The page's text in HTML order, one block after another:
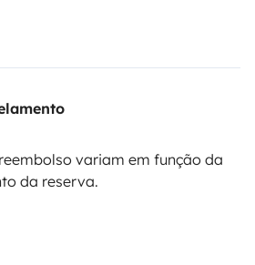
variam em função da
da reserva.